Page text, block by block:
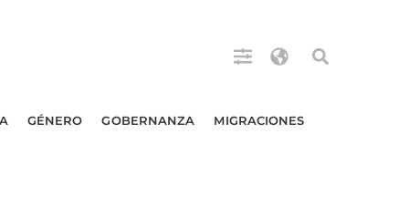
GÉNERO GOBERNANZA MIGRACIONES